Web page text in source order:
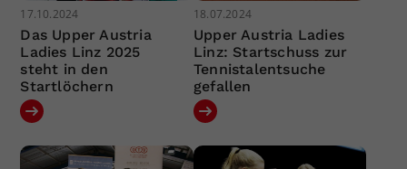
17.10.2024
Das Upper Austria
Ladies Linz 2025
steht in den
Startlöchern
18.07.2024
Upper Austria Ladies
Linz: Startschuss zur
Tennistalentsuche
gefallen